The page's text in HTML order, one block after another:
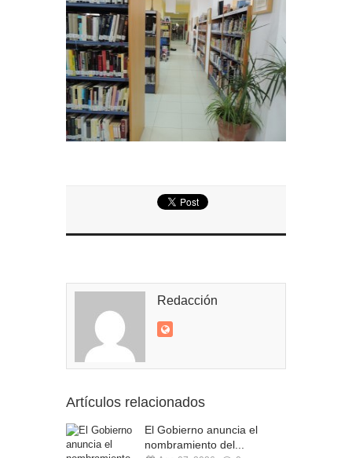
de Ultramar al inspector jubilado Xavi Buhagiar
Presentado el IV Torneo de Fútbol Senior Alcalde
de San Roque, que se disputa la semana
próxima
Redacción
Artículos relacionados
El Gobierno anuncia el
nombramiento del...